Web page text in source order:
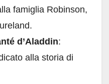
famiglia Robinson,
d’Aladdin:
alla storia di